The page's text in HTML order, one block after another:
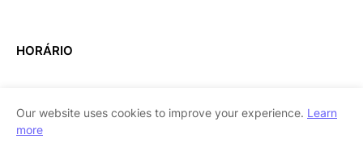
HORÁRIO
Our website uses cookies to improve your experience. Learn
more